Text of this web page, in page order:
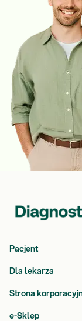
Pacjent
Dla lekarza
Strona
e-Sklep